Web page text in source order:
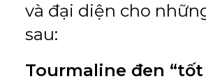
và đại diện cho
sau:
Tourmaline đen